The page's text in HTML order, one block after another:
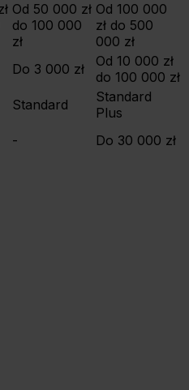
Od 50 000 zł
do 100 000
zł
Od 100 000
zł do 500
000 zł
Do 3 000 zł
Od 10 000 zł
do 100 000 zł
Standard
Standard
Plus
- Do 30 000 zł